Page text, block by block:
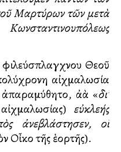
Μαρτύρων τῶν μετὰ
Θεοῦ
αἰχμαλωσία
ἀλλὰ «δι’
εὐκλεής
ἀνεβλάστησεν, οἱ
Οἶκο τῆς ἑορτῆς).